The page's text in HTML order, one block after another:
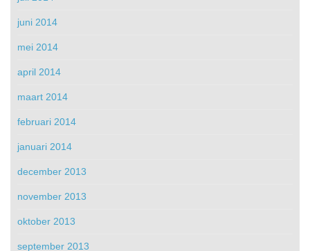
juni 2014
mei 2014
april 2014
maart 2014
februari 2014
januari 2014
december 2013
november 2013
oktober 2013
september 2013